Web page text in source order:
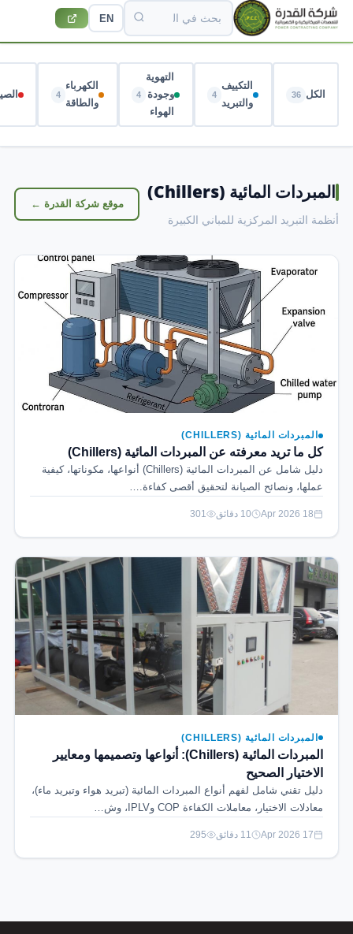
EN
الكل 36
التكييف
والتبريد
4
التهوية
وجودة
الهواء
4
الكهرباء
والطاقة
4
المبردات المائية (Chillers)
أنظمة التبريد المركزية للمباني الكبيرة
موقع شركة القدرة ←
المبردات المائية (CHILLERS)
كل ما تريد معرفته عن المبردات المائية (Chillers)
دليل شامل عن المبردات المائية (Chillers) أنواعها، مكوناتها، كيفية
عملها، ونصائح الصيانة لتحقيق أقصى كفاءة.…
18 Apr 2026 10 دقائق 301
المبردات المائية (CHILLERS)
المبردات المائية (Chillers): أنواعها وتصميمها ومعايير
الاختيار الصحيح
دليل تقني شامل لفهم أنواع المبردات المائية (تبريد هواء وتبريد ماء)،
معادلات الاختيار، معاملات الكفاءة COP وIPLV، وش…
17 Apr 2026 11 دقائق 295